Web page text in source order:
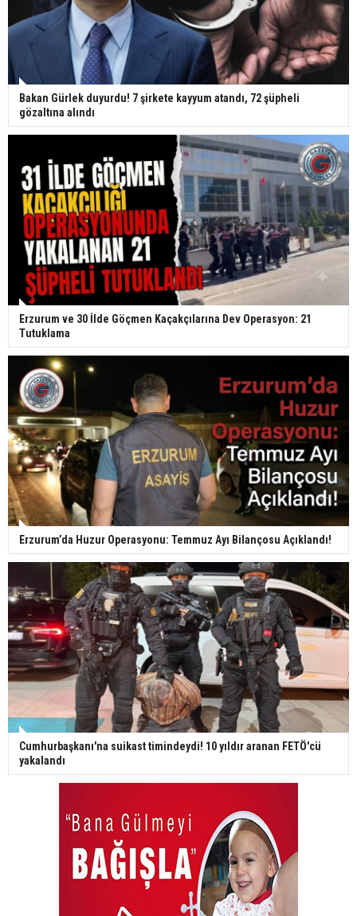
Bakan Gürlek duyurdu! 7 şirkete kayyum atandı, 72 şüpheli
gözaltına alındı
Erzurum ve 30 İlde Göçmen Kaçakçılarına Dev Operasyon: 21
Tutuklama
Erzurum’da Huzur Operasyonu: Temmuz Ayı Bilançosu Açıklandı!
Cumhurbaşkanı'na suikast timindeydi! 10 yıldır aranan FETÖ'cü
yakalandı